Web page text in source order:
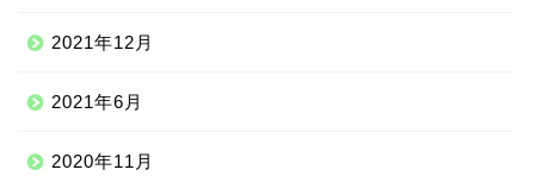
2021年12月
2021年6月
2020年11月